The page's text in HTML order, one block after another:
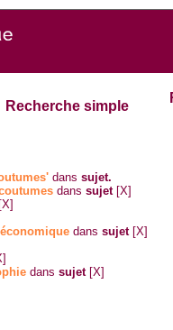
Recherche simple
danssujet.
danssujet [X]
[X]
danssujet [X]
danssujet [X]